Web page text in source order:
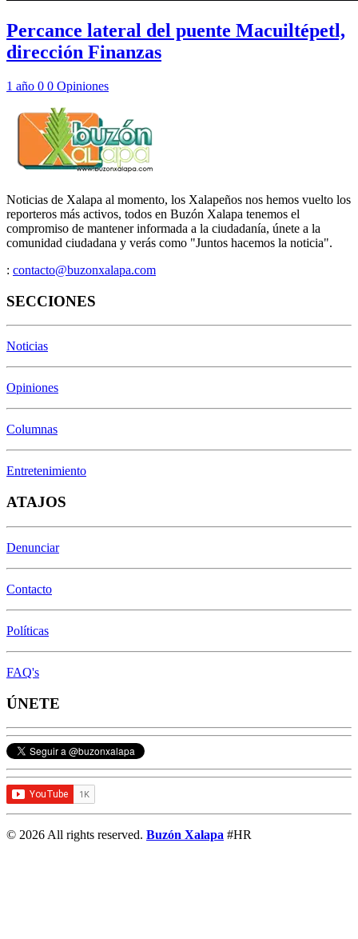
Percance lateral del puente Macuiltépetl,
dirección Finanzas
1 año 0 0 Opiniones
Noticias de Xalapa al momento, los Xalapeños nos hemos vuelto los
reporteros más activos, todos en Buzón Xalapa tenemos el
compromiso de mantener informada a la ciudadanía, únete a la
comunidad ciudadana y verás como "Juntos hacemos la noticia".
: contacto@buzonxalapa.com
SECCIONES
Noticias
Opiniones
Columnas
Entretenimiento
ATAJOS
Denunciar
Contacto
Políticas
FAQ's
ÚNETE
© 2026 All rights reserved. Buzón Xalapa #HR